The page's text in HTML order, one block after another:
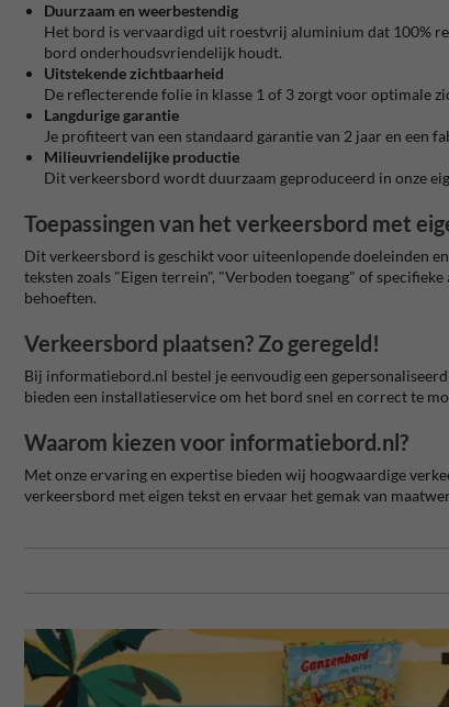
Duurzaam en weerbestendig
Het bord is vervaardigd uit roestvrij aluminium dat 100%
bord onderhoudsvriendelijk houdt.
Uitstekende zichtbaarheid
De reflecterende folie in klasse 1 of 3 zorgt voor optimale
Langdurige garantie
Je profiteert van een standaard garantie van 2 jaar en
Milieuvriendelijke productie
Dit verkeersbord wordt duurzaam geproduceerd in onze
Toepassingen van het verkeersbord met
Dit verkeersbord is geschikt voor uiteenlopende doeleinden
teksten zoals "Eigen terrein", "Verboden toegang" of
behoeften.
Verkeersbord plaatsen? Zo geregeld!
Bij informatiebord.nl bestel je eenvoudig een
bieden een installatieservice om het bord snel en correct te
Waarom kiezen voor informatiebord.nl?
Met onze ervaring en expertise bieden wij hoogwaardige
verkeersbord met eigen tekst en ervaar het gemak van